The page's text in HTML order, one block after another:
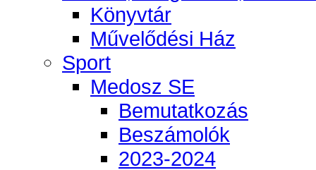
Könyvtár
Művelődési Ház
Sport
Medosz SE
Bemutatkozás
Beszámolók
2023-2024